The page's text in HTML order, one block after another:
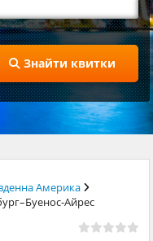
Знайти квитки
Америка
Айрес